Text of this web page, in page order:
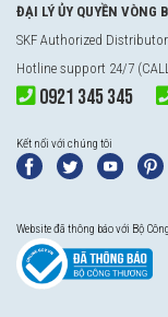
ĐẠI LÝ ỦY QUYỀN VÒNG
SKF Authorized Distributor
Hotline support 24/7
0921 345 345
Kết nối với chúng tôi
Website đã thông báo với Bộ